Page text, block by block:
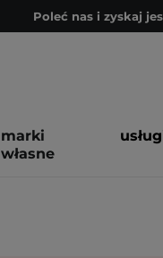
Poleć nas i zyskaj
Bezpłatne
Poleć nas i zyskaj
marki
własne